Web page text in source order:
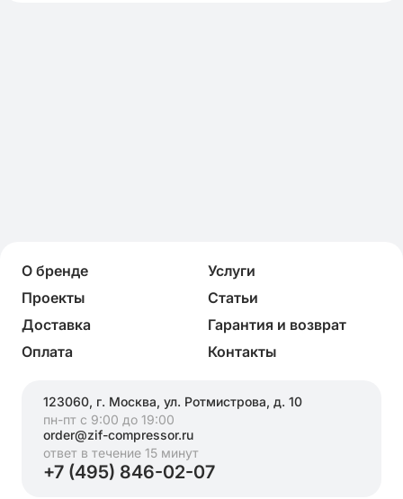
О бренде
Услуги
Проекты
Статьи
Доставка
Гарантия и возврат
Оплата
Контакты
123060, г. Москва, ул. Ротмистрова, д. 10
пн-пт с 9:00 до 19:00
order@zif-compressor.ru
ответ в течение 15 минут
+7 (495) 846-02-07